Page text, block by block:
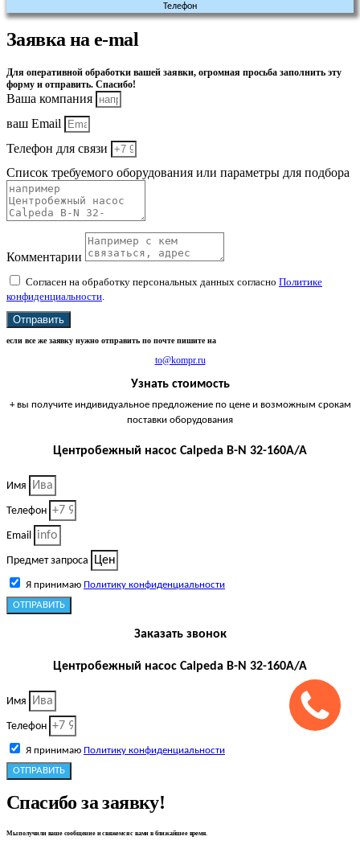
Телефон
Заявка на e-mal
Для оперативной обработки вашей заявки, огромная просьба заполнить эту
форму и отправить. Спасибо!
Ваша компания
ваш Email
Телефон для связи
Список требуемого оборудования или параметры для подбора
Комментарии
Согласен на обработку персональных данных согласно Политике
конфиденциальности
Отправить
если все же заявку нужно отправить по почте пишите на
to@kompr.ru
Узнать стоимость
+ вы получите индивидуальное предложение по цене и возможным срокам
поставки оборудования
Центробежный насос Calpeda B-N 32-160A/A
Имя
Телефон
Email
Предмет запроса
Я принимаю Политику конфиденциальности
ОТПРАВИТЬ
Заказать звонок
Центробежный насос Calpeda B-N 32-160A/A
Имя
Телефон
Я принимаю Политику конфиденциальности
ОТПРАВИТЬ
Спасибо за заявку!
Мы получили ваше сообщение и свяжемся с вами в ближайшее время.